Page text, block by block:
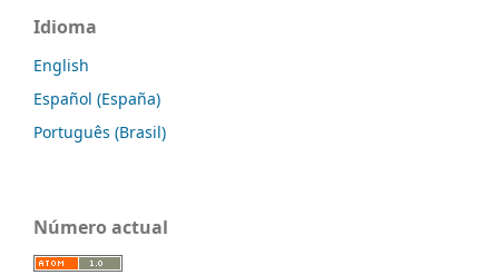
Idioma
English
Español (España)
Português (Brasil)
Número actual